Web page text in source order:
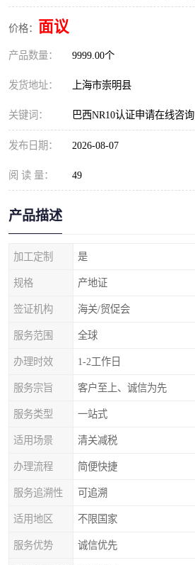
价格： 面议
产品数量： 9999.00个
发货地址： 上海市崇明县
关键词： 巴西NR10认证申请在线咨询
发布日期： 2026-08-07
阅 读 量： 49
产品描述
加工定制 是
规格 产地证
签证机构 海关/贸促会
服务范围 全球
办理时效 1-2工作日
服务宗旨 客户至上、诚信为先
服务类型 一站式
适用场景 清关减税
办理流程 简便快捷
服务追溯性 可追溯
适用地区 不限国家
服务优势 诚信优先